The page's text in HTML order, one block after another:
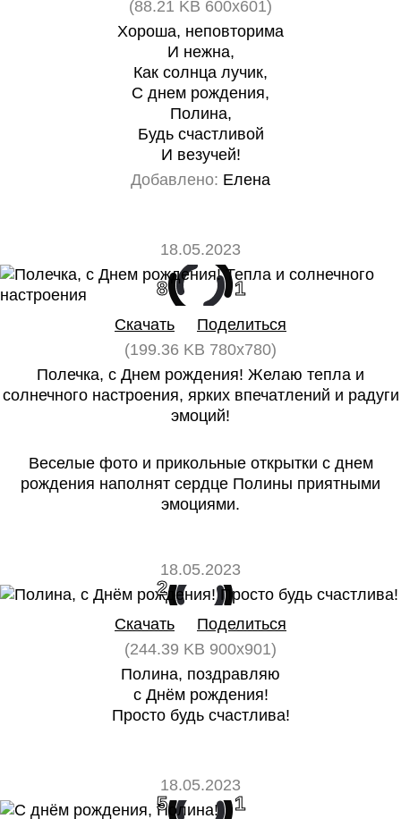
(88.21 KB 600x601)
Хороша, неповторима
И нежна,
Как солнца лучик,
С днем рождения,
Полина,
Будь счастливой
И везучей!
Добавлено: Елена
18.05.2023
8 1
Скачать
Поделиться
(199.36 KB 780x780)
Полечка, с Днем рождения! Желаю тепла и
солнечного настроения, ярких впечатлений и радуги
эмоций!
Веселые фото и прикольные открытки с днем
рождения наполнят сердце Полины приятными
эмоциями.
18.05.2023
2 0
Скачать
Поделиться
(244.39 KB 900x901)
Полина, поздравляю
с Днём рождения!
Просто будь счастлива!
18.05.2023
5 1